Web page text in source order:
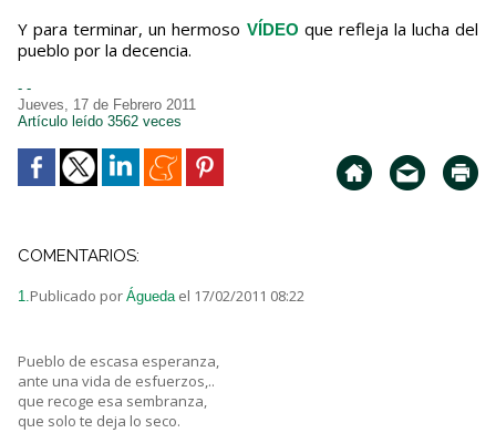
Y para terminar, un hermoso VÍDEO que refleja la lucha del
pueblo por la decencia.
- -
Jueves, 17 de Febrero 2011
Artículo leído 3562 veces
COMENTARIOS:
1.Publicado por Águeda el 17/02/2011 08:22
Pueblo de escasa esperanza,
ante una vida de esfuerzos,..
que recoge esa sembranza,
que solo te deja lo seco.